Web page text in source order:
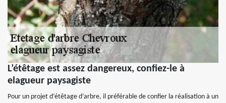
L’étêtage est assez dangereux, confiez-le à
elagueur paysagiste
Pour un projet d’étêtage d’arbre, il préférable de confier la réalisation à un